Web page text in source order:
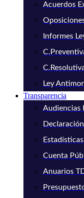
Acuerdos
Informes
Ley
Transparencia
Audiencias
Estadísticas
Cuenta
Anuarios